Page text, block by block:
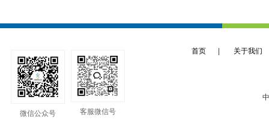
首页 关于我们
微信公众号
客服微信号